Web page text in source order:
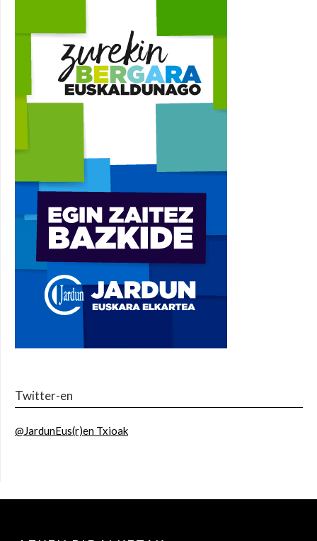
Twitter-en
@JardunEus(r)en Txioak